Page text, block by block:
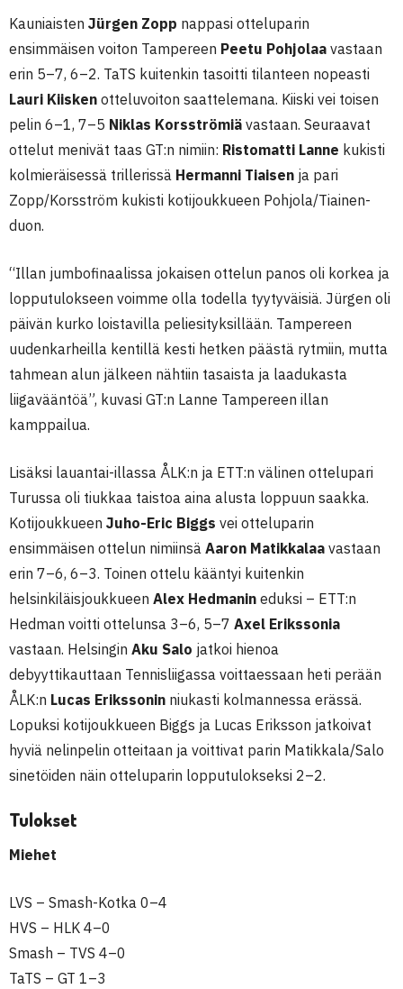
Kauniaisten Jürgen Zopp nappasi otteluparin
ensimmäisen voiton Tampereen Peetu Pohjolaa vastaan
erin 5–7, 6–2. TaTS kuitenkin tasoitti tilanteen nopeasti
Lauri Kiisken otteluvoiton saattelemana. Kiiski vei toisen
pelin 6–1, 7–5 Niklas Korsströmiä vastaan. Seuraavat
ottelut menivät taas GT:n nimiin: Ristomatti Lanne kukisti
kolmieräisessä trillerissä Hermanni Tiaisen ja pari
Zopp/Korsström kukisti kotijoukkueen Pohjola/Tiainen-
duon.
“Illan jumbofinaalissa jokaisen ottelun panos oli korkea ja
lopputulokseen voimme olla todella tyytyväisiä. Jürgen oli
päivän kurko loistavilla peliesityksillään. Tampereen
uudenkarheilla kentillä kesti hetken päästä rytmiin, mutta
tahmean alun jälkeen nähtiin tasaista ja laadukasta
liigavääntöä”, kuvasi GT:n Lanne Tampereen illan
kamppailua.
Lisäksi lauantai-illassa ÅLK:n ja ETT:n välinen ottelupari
Turussa oli tiukkaa taistoa aina alusta loppuun saakka.
Kotijoukkueen Juho-Eric Biggs vei otteluparin
ensimmäisen ottelun nimiinsä Aaron Matikkalaa vastaan
erin 7–6, 6–3. Toinen ottelu kääntyi kuitenkin
helsinkiläisjoukkueen Alex Hedmanin eduksi – ETT:n
Hedman voitti ottelunsa 3–6, 5–7 Axel Erikssonia
vastaan. Helsingin Aku Salo jatkoi hienoa
debyyttikauttaan Tennisliigassa voittaessaan heti perään
ÅLK:n Lucas Erikssonin niukasti kolmannessa erässä.
Lopuksi kotijoukkueen Biggs ja Lucas Eriksson jatkoivat
hyviä nelinpelin otteitaan ja voittivat parin Matikkala/Salo
sinetöiden näin otteluparin lopputulokseksi 2–2.
Tulokset
Miehet
LVS – Smash-Kotka 0–4
HVS – HLK 4–0
Smash – TVS 4–0
TaTS – GT 1–3